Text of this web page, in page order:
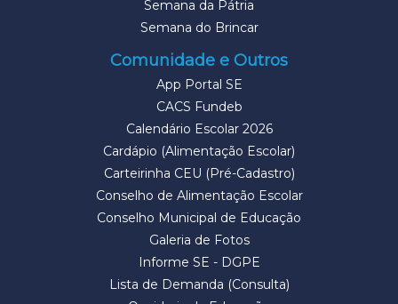
Semana da Pátria
Semana do Brincar
Comunidade e Outros
App Portal SE
CACS Fundeb
Calendário Escolar 2026
Cardápio (Alimentação Escolar)
Carteirinha CEU (Pré-Cadastro)
Conselho de Alimentação Escolar
Conselho Municipal de Educação
Galeria de Fotos
Informe SE - DGPE
Lista de Demanda (Consulta)